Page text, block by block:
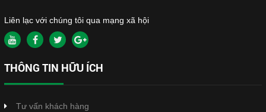
Liên lạc với chúng tôi qua mạng xã hội
THÔNG TIN HỮU ÍCH
Tư vấn khách hàng